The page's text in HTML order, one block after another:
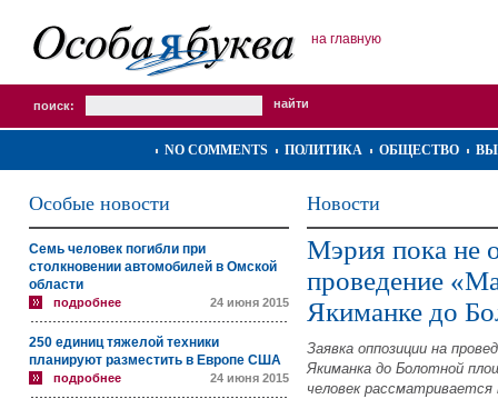
на главную
поиск:
NO COMMENTS ПОЛИТИКА ОБЩЕСТВО
Особые новости
Семь человек погибли при
столкновении автомобилей в Омской
области
подробнее 24 июня 2015
250 единиц тяжелой техники
планируют разместить в Европе США
подробнее 24 июня 2015
Новости
Мэрия пока не
проведение
Якиманке до
Заявка оппозиции на
Якиманка до Болотной
человек